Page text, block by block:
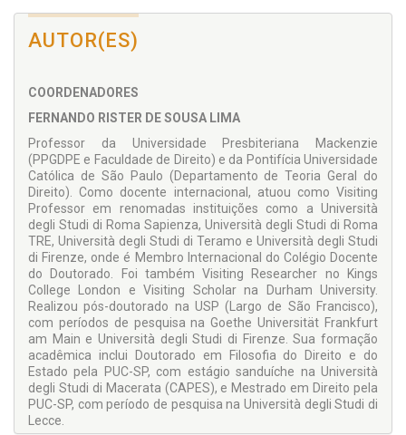
amplamente discutido no Brasil e no mundo democrático. A
presente obra também foi destinada a homenagear a Prof.ª
Patrizia Giunti, da Università degli Studi di Firenze (Itália). O
contemporânea com a promoção da cidadania e da justiça
social em um mundo digitalizado.
AUTOR(ES)
COORDENADORES
FERNANDO RISTER DE SOUSA LIMA
Professor da Universidade Presbiteriana Mackenzie
(PPGDPE e Faculdade de Direito) e da Pontifícia Universidade
Católica de São Paulo (Departamento de Teoria Geral do
Direito). Como docente internacional, atuou como Visiting
Professor em renomadas instituições como a Università
degli Studi di Roma Sapienza, Università degli Studi di Roma
TRE, Università degli Studi di Teramo e Università degli Studi
di Firenze, onde é Membro Internacional do Colégio Docente
do Doutorado. Foi também Visiting Researcher no Kings
College London e Visiting Scholar na Durham University.
Realizou pós-doutorado na USP (Largo de São Francisco),
com períodos de pesquisa na Goethe Universität Frankfurt
am Main e Università degli Studi di Firenze. Sua formação
acadêmica inclui Doutorado em Filosofia do Direito e do
Estado pela PUC-SP, com estágio sanduíche na Università
degli Studi di Macerata (CAPES), e Mestrado em Direito pela
PUC-SP, com período de pesquisa na Università degli Studi di
Lecce.